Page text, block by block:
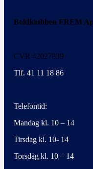
Boldklubben FREM
CVR 42027839
Tlf. 41 11 18 86
Telefontid:
Mandag kl. 10 – 14
Tirsdag kl. 10- 14
Torsdag kl. 10 – 14